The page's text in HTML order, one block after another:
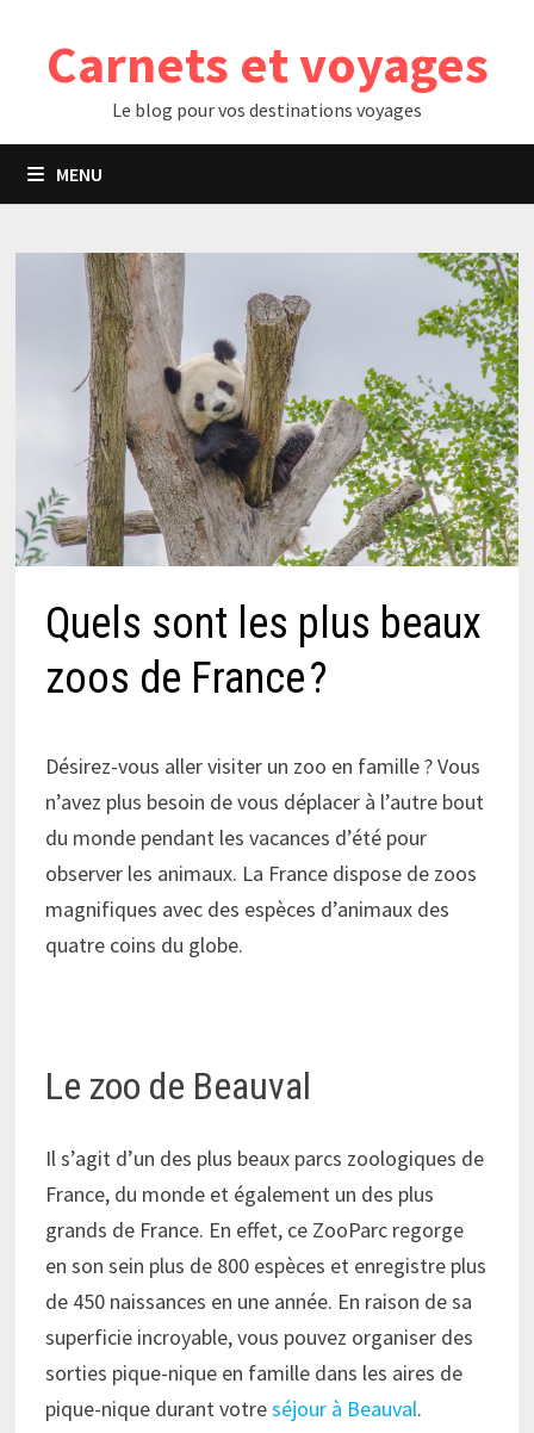
contenuCarnets et voyages
Le blog pour vos destinations voyages
MENU
Quels sont les plus beaux
zoos de France ?
Désirez-vous aller visiter un zoo en famille ? Vous
n’avez plus besoin de vous déplacer à l’autre bout
du monde pendant les vacances d’été pour
observer les animaux. La France dispose de zoos
magnifiques avec des espèces d’animaux des
quatre coins du globe.
Le zoo de Beauval
Il s’agit d’un des plus beaux parcs zoologiques de
France, du monde et également un des plus
grands de France. En effet, ce ZooParc regorge
en son sein plus de 800 espèces et enregistre plus
de 450 naissances en une année. En raison de sa
superficie incroyable, vous pouvez organiser des
sorties pique-nique en famille dans les aires de
pique-nique durant votreséjour à Beauval.